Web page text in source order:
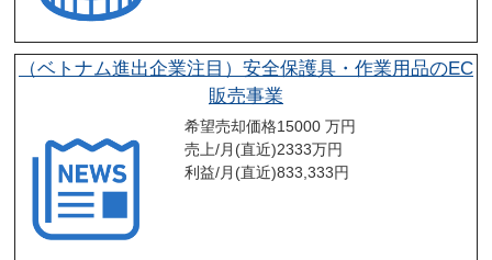
（ベトナム進出企業注目）安全保護具・作業用品のEC
販売事業
希望売却価格15000 万円
売上/月(直近)2333万円
利益/月(直近)833,333円